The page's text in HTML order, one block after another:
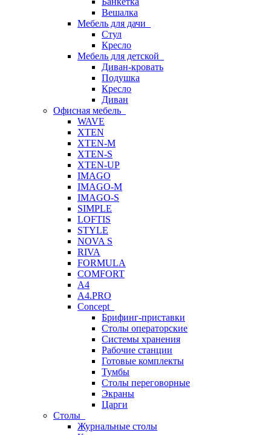
Вешалка
Мебель для дачи
Стул
Кресло
Мебель для детской
Диван-кровать
Подушка
Кресло
Диван
Офисная мебель
WAVE
XTEN
XTEN-M
XTEN-S
XTEN-UP
IMAGO
IMAGO-M
IMAGO-S
SIMPLE
LOFTIS
STYLE
NOVA S
RIVA
FORMULA
COMFORT
A4
A4.PRO
Concept
Брифинг-приставки
Столы операторские
Системы хранения
Рабочие станции
Готовые комплекты
Тумбы
Столы переговорные
Экраны
Царги
Столы
Журнальные столы